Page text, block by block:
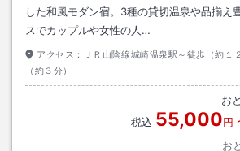
した和風モダン宿。3種の貸切温泉や品揃え
スでカップルや女性の人…
アクセス：
ＪＲ山陰線城崎温泉駅～徒歩（約１
（約３分）
お
税込 55,000円
お